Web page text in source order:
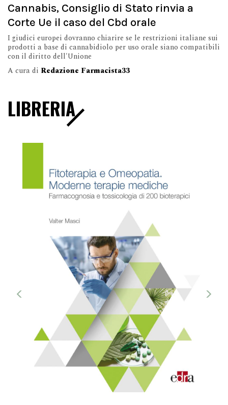
Cannabis, Consiglio di Stato rinvia a
Corte Ue il caso del Cbd orale
I giudici europei dovranno chiarire se le restrizioni italiane sui
prodotti a base di cannabidiolo per uso orale siano compatibili
con il diritto dell'Unione
A cura di Redazione Farmacista33
LIBRERIA